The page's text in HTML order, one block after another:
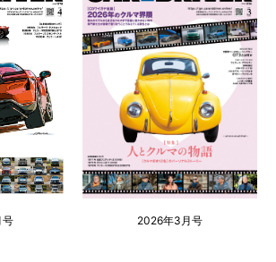
号 2026年3月号